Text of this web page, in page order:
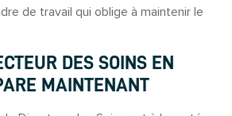
de travail qui oblige à maintenir le
DES SOINS EN
MAINTENANT